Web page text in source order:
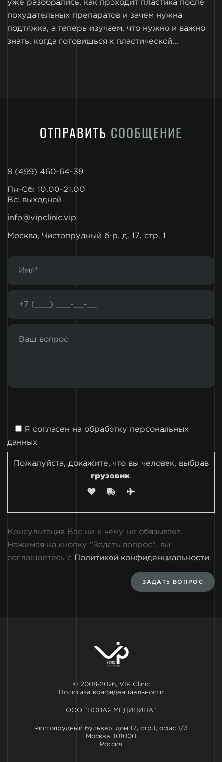
уже разобрались, как проходит пластика после
похудательных препаратов и зачем нужна
подтяжка, а теперь изучаем, что нужно и важно
знать, когда готовишься к пластической...
ОТПРАВИТЬ СООБЩЕНИЕ
8 (499) 460-64-39
Пн-Сб: 10.00-21.00
Вс: выходной
info@vipclinic.vip
Москва, Чистопрудный б-р, д. 17, стр. 1
Я согласен на обработку персональных
данных
Пожалуйста, докажите, что вы человек, выбрав
грузовик.
Консультация Вас ни к чему не обязывает.
Нажимая на кнопку "Задать вопрос", вы
соглашаетесь с
Политикой конфиденциальности.
ЗАДАТЬ ВОПРОС
© 2008-2026, VIP Clinic
Политика конфиденциальности
ООО "НОВАЯ МЕДИЦИНА"
Чистопрудный бульвар, дом 17, стр.1, офис 1/3
Москва, 101000
Россия